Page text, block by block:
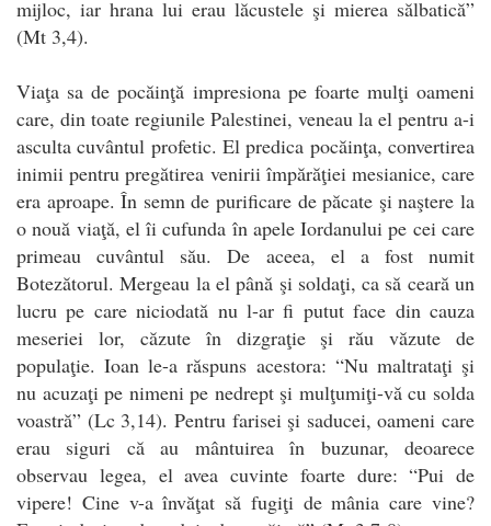
mijloc, iar hrana lui erau lăcustele şi mierea sălbatică”
(Mt 3,4).
Viaţa sa de pocăinţă impresiona pe foarte mulţi oameni
care, din toate regiunile Palestinei, veneau la el pentru a-i
asculta cuvântul profetic. El predica pocăinţa, convertirea
inimii pentru pregătirea venirii împărăţiei mesianice, care
era aproape. În semn de purificare de păcate şi naştere la
o nouă viaţă, el îi cufunda în apele Iordanului pe cei care
primeau cuvântul său. De aceea, el a fost numit
Botezătorul. Mergeau la el până şi soldaţi, ca să ceară un
lucru pe care niciodată nu l-ar fi putut face din cauza
meseriei lor, căzute în dizgraţie şi rău văzute de
populaţie. Ioan le-a răspuns acestora: “Nu maltrataţi şi
nu acuzaţi pe nimeni pe nedrept şi mulţumiţi-vă cu solda
voastră” (Lc 3,14). Pentru farisei şi saducei, oameni care
erau siguri că au mântuirea în buzunar, deoarece
observau legea, el avea cuvinte foarte dure: “Pui de
vipere! Cine v-a învăţat să fugiţi de mânia care vine?